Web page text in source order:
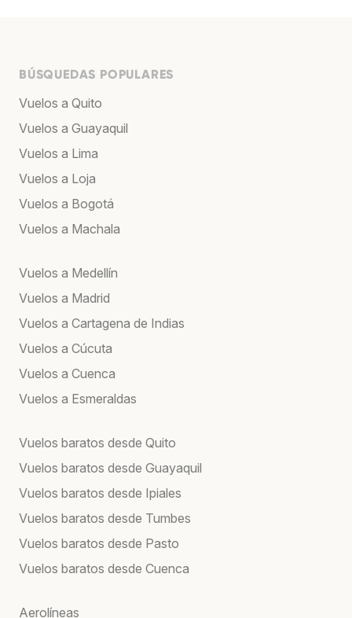
BÚSQUEDAS POPULARES
Vuelos a Quito
Vuelos a Guayaquil
Vuelos a Lima
Vuelos a Loja
Vuelos a Bogotá
Vuelos a Machala
Vuelos a Medellín
Vuelos a Madrid
Vuelos a Cartagena de Indias
Vuelos a Cúcuta
Vuelos a Cuenca
Vuelos a Esmeraldas
Vuelos baratos desde Quito
Vuelos baratos desde Guayaquil
Vuelos baratos desde Ipiales
Vuelos baratos desde Tumbes
Vuelos baratos desde Pasto
Vuelos baratos desde Cuenca
Aerolíneas